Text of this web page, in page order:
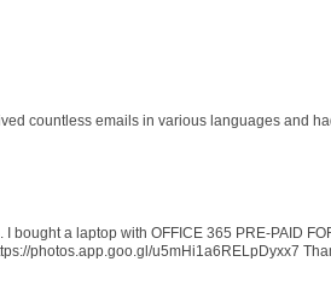
countless emails in various languages and
bought a laptop with OFFICE 365 PRE-PAID
photos.app.goo.gl/u5mHi1a6RELpDyxx7